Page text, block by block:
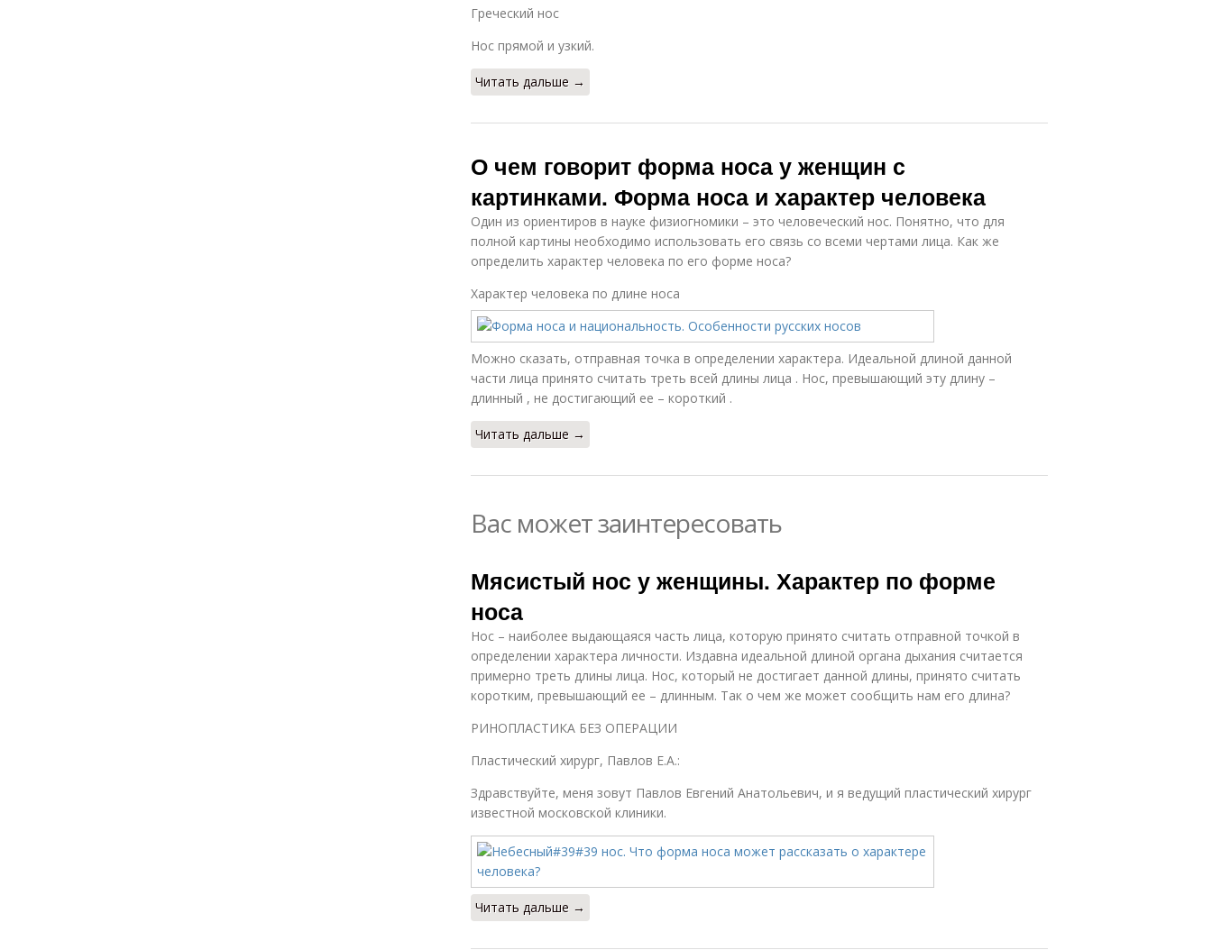
Греческий нос
Нос прямой и узкий.
Читать дальше →
О чем говорит форма носа у женщин с
картинками. Форма носа и характер человека
Один из ориентиров в науке физиогномики – это человеческий нос. Понятно, что для
полной картины необходимо использовать его связь со всеми чертами лица. Как же
определить характер человека по его форме носа?
Характер человека по длине носа
Можно сказать, отправная точка в определении характера. Идеальной длиной данной
части лица принято считать треть всей длины лица . Нос, превышающий эту длину –
длинный , не достигающий ее – короткий .
Читать дальше →
Вас может заинтересовать
Мясистый нос у женщины. Характер по форме
носа
Нос – наиболее выдающаяся часть лица, которую принято считать отправной точкой в
определении характера личности. Издавна идеальной длиной органа дыхания считается
примерно треть длины лица. Нос, который не достигает данной длины, принято считать
коротким, превышающий ее – длинным. Так о чем же может сообщить нам его длина?
РИНОПЛАСТИКА БЕЗ ОПЕРАЦИИ
Пластический хирург, Павлов Е.А.:
Здравствуйте, меня зовут Павлов Евгений Анатольевич, и я ведущий пластический хирург
известной московской клиники.
Читать дальше →